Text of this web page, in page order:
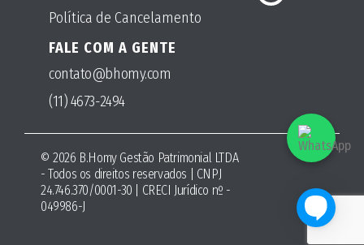
Política de Cancelamento
FALE COM A GENTE
contato@bhomy.com
(11) 4673-2494
© 2026 B.Homy Gestão Patrimonial LTDA
- Todos os direitos reservados | CNPJ
24.746.370/0001-30 | CRECI Jurídico nº -
049986-J